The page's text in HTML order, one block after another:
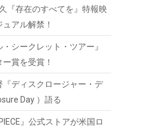
『存在のすべてを』特報映
アル解禁！
シークレット・ツアー』
賞を受賞！
『ディスクロージャー・デ
Day ）語る
』公式ストアが米国ロ